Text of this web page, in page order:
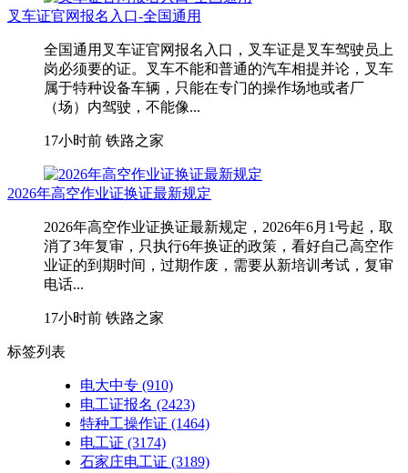
叉车证官网报名入口-全国通用
全国通用叉车证官网报名入口，叉车证是叉车驾驶员上
岗必须要的证。叉车不能和普通的汽车相提并论，叉车
属于特种设备车辆，只能在专门的操作场地或者厂
（场）内驾驶，不能像...
17小时前 铁路之家
2026年高空作业证换证最新规定
2026年高空作业证换证最新规定，2026年6月1号起，取
消了3年复审，只执行6年换证的政策，看好自己高空作
业证的到期时间，过期作废，需要从新培训考试，复审
电话...
17小时前 铁路之家
标签列表
电大中专 (910)
电工证报名 (2423)
特种工操作证 (1464)
电工证 (3174)
石家庄电工证 (3189)